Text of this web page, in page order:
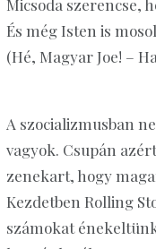
Micsoda szerencse,
És még Isten is
(Hé, Magyar Joe! –
A szocializmusban
vagyok. Csupán
zenekart, hogy
Kezdetben Rolling
számokat